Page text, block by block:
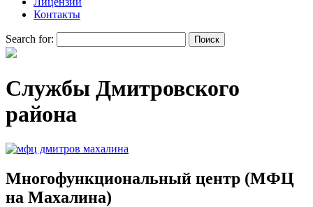
Контакты
Search for:
Службы Дмитровского
района
Многофункциональный центр (МФЦ
на Махалина)